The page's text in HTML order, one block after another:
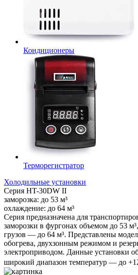
Кондиционеры
Терморегистратор
Холодильные установки
Серия HT-30DW II
заморозка: до 53 м³
охлаждение: до 64 м³
Серия предназначена для
заморозки в фургонах объемом до 53
грузов — до 64 м³. Представлены
обогрева, двухзонным режимом и
электроприводом. Данные установки
широкий диапазон температур — до